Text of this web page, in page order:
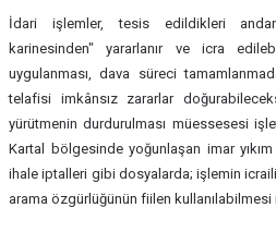
İdari işlemler, tesis edildikleri
karinesinden" yararlanır ve icra
uygulanması, dava süreci
telafisi imkânsız zararlar
yürütmenin durdurulması müessesesi
Kartal bölgesinde yoğunlaşan imar
ihale iptalleri gibi dosyalarda; işlemin
arama özgürlüğünün fiilen